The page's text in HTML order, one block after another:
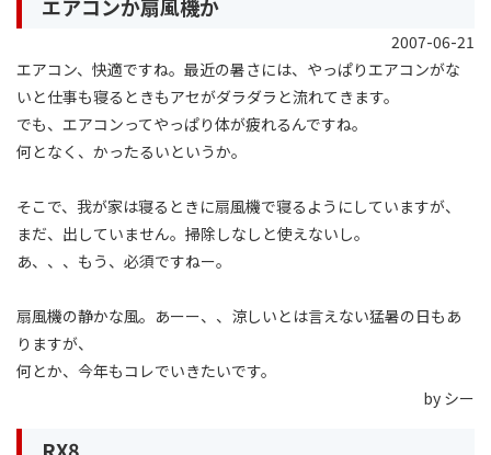
エアコンか扇風機か
2007-06-21
エアコン、快適ですね。最近の暑さには、やっぱりエアコンがな
いと仕事も寝るときもアセがダラダラと流れてきます。
でも、エアコンってやっぱり体が疲れるんですね。
何となく、かったるいというか。
そこで、我が家は寝るときに扇風機で寝るようにしていますが、
まだ、出していません。掃除しなしと使えないし。
あ、、、もう、必須ですねー。
扇風機の静かな風。あーー、、涼しいとは言えない猛暑の日もあ
りますが、
何とか、今年もコレでいきたいです。
by シー